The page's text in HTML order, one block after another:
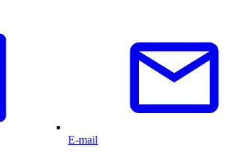
E-mail